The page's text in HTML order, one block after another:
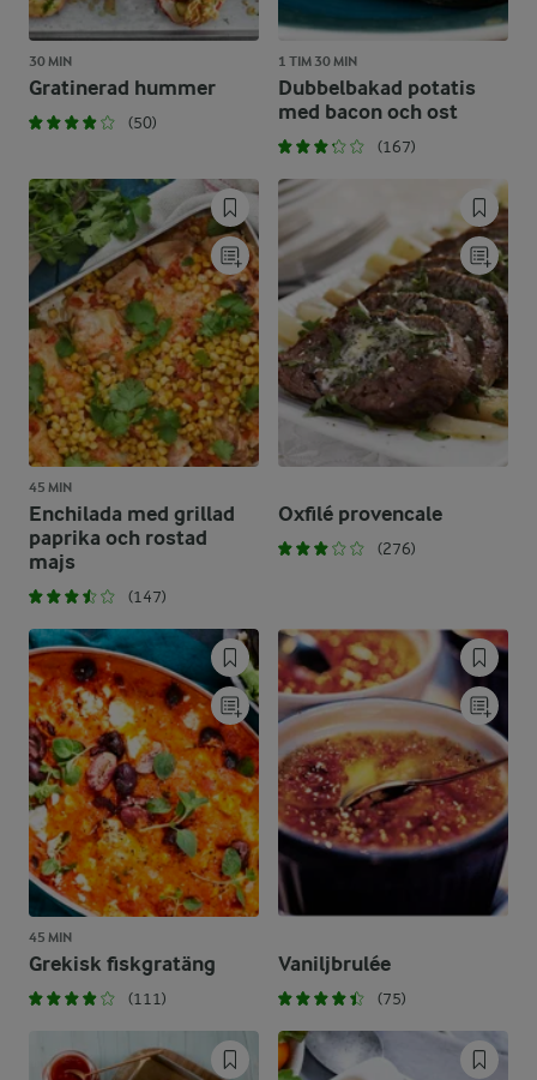
30 MIN
Gratinerad hummer
(50)
1 TIM 30 MIN
Dubbelbakad potatis
med bacon och ost
(167)
45 MIN
Enchilada med grillad
paprika och rostad
majs
(147)
Oxfilé provencale
(276)
45 MIN
Grekisk fiskgratäng
(111)
Vaniljbrulée
(75)